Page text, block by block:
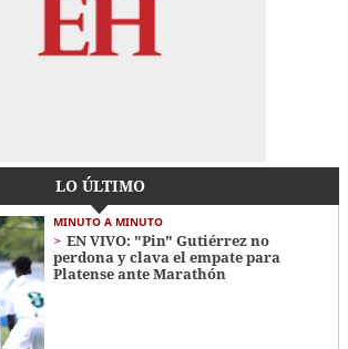
LO ÚLTIMO
MINUTO A MINUTO
EN VIVO: "Pin" Gutiérrez no
perdona y clava el empate para
Platense ante Marathón